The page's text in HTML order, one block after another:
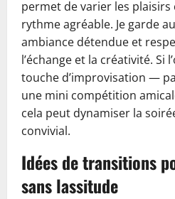
permet de varier les
rythme agréable. Je garde
ambiance détendue et
l’échange et la créativité. Si
touche d’improvisation —
une mini compétition
cela peut dynamiser la
convivial.
Idées de transitions
sans lassitude